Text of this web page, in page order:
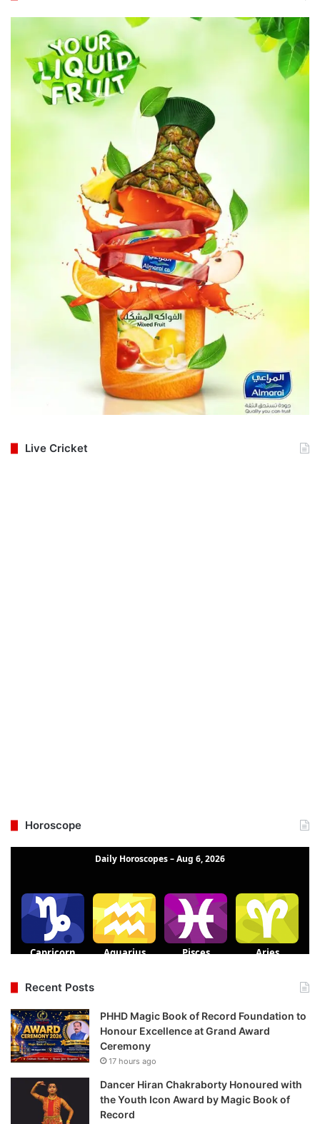
Live Cricket
Horoscope
Recent Posts
PHHD Magic Book of Record Foundation to
Honour Excellence at Grand Award
Ceremony
17 hours ago
Dancer Hiran Chakraborty Honoured with
the Youth Icon Award by Magic Book of
Record